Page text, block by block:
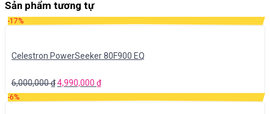
Sản phẩm tương tự
-17%
Celestron PowerSeeker 80F900 EQ
6,000,000₫4,990,000 ₫
-6%